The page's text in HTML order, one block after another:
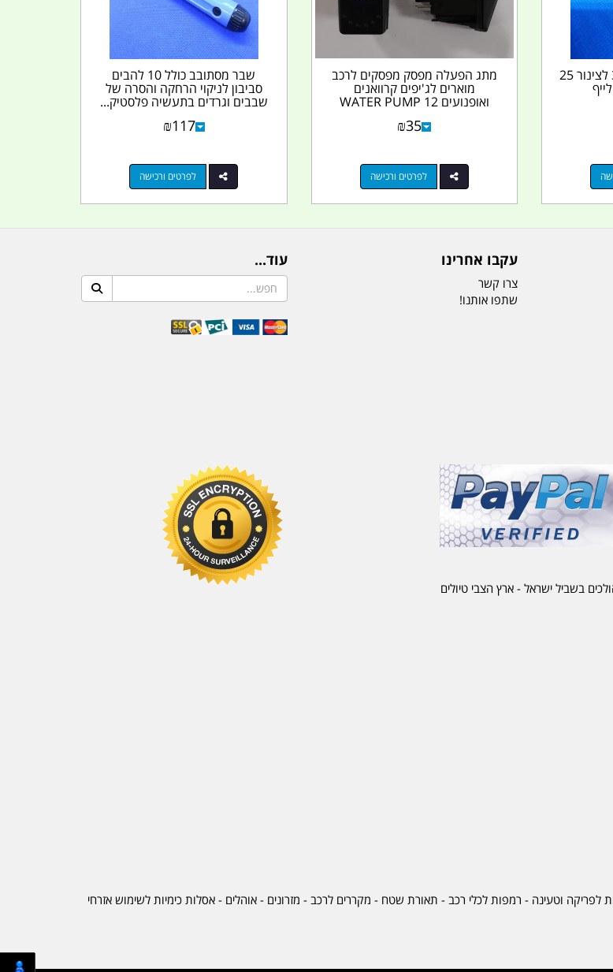
ניפל נחושת הברגה 4\3 לצינור 25 מתג הפעלה מפסק מפסקים לרכב
מוארים לג'יפים קרוואנים
ואופנועים WATER PUMP 12
₪35
לפרטים ורכישה
שבר מסתובב כולל 10 להבים
סביבון לניקוי הרחקה והסרה של
שבבים וגרדים בתעשיה פלסטיק...
₪117
לפרטים ורכישה
עקבו אחרינו
צרו קשר
שתפו אותנו!
עוד...
בשביל ישראל - ארץ הצבי טיולים
לפריקה וטעינה - רמפות לכלי רכב - תאורת שטח - מקררים לרכב - מזרונים - אוהלים - אסלות כימיות לשימוש אזרחי